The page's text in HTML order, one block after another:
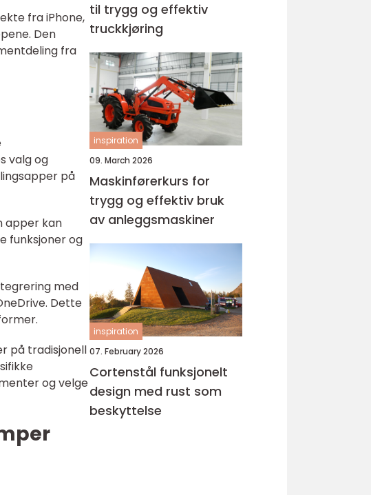
fra iPhone,
Den
fra
valg og
på
apper kan
funksjoner og
med
Dette
på tradisjonell
og velge
til trygg og effektiv
truckkjøring
inspiration
09. March 2026
Maskinførerkurs for
trygg og effektiv bruk
av anleggsmaskiner
inspiration
07. February 2026
Cortenstål funksjonelt
design med rust som
beskyttelse